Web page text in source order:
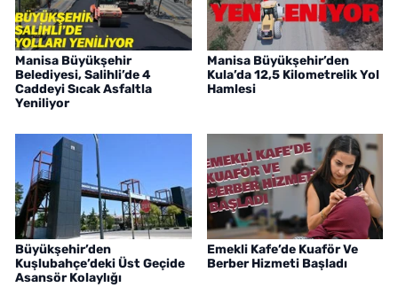
Manisa Büyükşehir
Belediyesi, Salihli’de 4
Caddeyi Sıcak Asfaltla
Yeniliyor
Manisa Büyükşehir’den
Kula’da 12,5 Kilometrelik Yol
Hamlesi
Büyükşehir’den
Kuşlubahçe’deki Üst Geçide
Asansör Kolaylığı
Emekli Kafe’de Kuaför Ve
Berber Hizmeti Başladı